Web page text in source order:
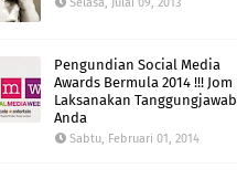
Pengundian Social Media
Awards Bermula 2014 !!! Jom
Laksanakan Tanggungjawab
Anda
Sabtu, Februari 01, 2014